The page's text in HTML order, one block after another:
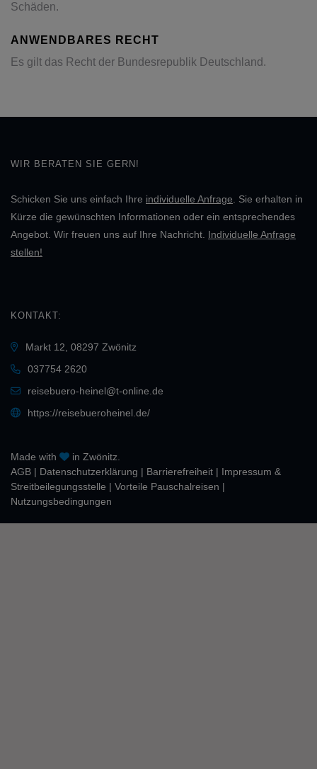
Schäden.
ANWENDBARES RECHT
Es gilt das Recht der Bundesrepublik Deutschland.
WIR BERATEN SIE GERN!
Schicken Sie uns einfach Ihre individuelle Anfrage . Sie erhalten in
Kürze die gewünschten Informationen oder ein entsprechendes
Angebot. Wir freuen uns auf Ihre Nachricht. Individuelle Anfrage
stellen!
KONTAKT:
Markt 12, 08297 Zwönitz
037754 2620
reisebuero-heinel@t-online.de
https://reisebueroheinel.de/
Made with
in Zwönitz.
AGB | Daten­schutz­erklärung | Barrierefreiheit | Impressum &
Streitbeilegungsstelle | Vorteile Pauschalreisen |
Nutzungsbedingungen